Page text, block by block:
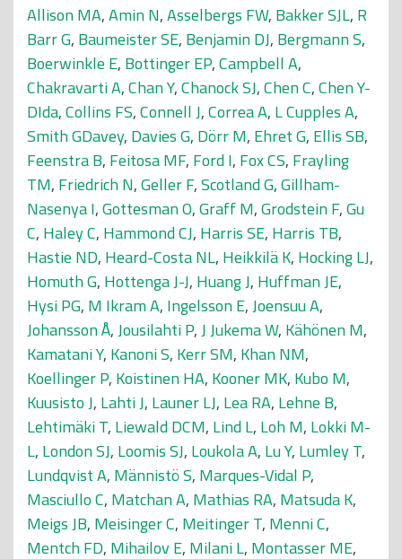
Allison MA,Amin N,Asselbergs FW, Bakker SJL, R
Barr G, Baumeister SE, Benjamin DJ, Bergmann S,
Boerwinkle E, Bottinger EP,Campbell A,
Chakravarti A,Chan Y,Chanock SJ,Chen C,Chen Y-
DIda,Collins FS,Connell J,Correa A, L Cupples A,
Smith GDavey, Davies G, Dörr M, Ehret G, Ellis SB,
Feenstra B, Feitosa MF, Ford I, Fox CS, Frayling
TM, Friedrich N,Geller F,Scotland G,Gillham-
Nasenya I,Gottesman O,Graff M,Grodstein F,Gu
C, Haley C, Hammond CJ, Harris SE, Harris TB,
Hastie ND, Heard-Costa NL, Heikkilä K, Hocking LJ,
Homuth G, Hottenga J-J, Huang J, Huffman JE,
Hysi PG, M Ikram A, Ingelsson E,Joensuu A,
Johansson Å,Jousilahti P,J Jukema W, Kähönen M,
Kamatani Y, Kanoni S, Kerr SM, Khan NM,
Koellinger P, Koistinen HA, Kooner MK, Kubo M,
Kuusisto J, Lahti J, Launer LJ, Lea RA, Lehne B,
Lehtimäki T, Liewald DCM, Lind L, Loh M, Lokki M-
L, London SJ, Loomis SJ, Loukola A, Lu Y, Lumley T,
Lundqvist A, Männistö S, Marques-Vidal P,
Masciullo C, Matchan A, Mathias RA, Matsuda K,
Meigs JB, Meisinger C, Meitinger T, Menni C,
Mentch FD, Mihailov E, Milani L, Montasser ME,